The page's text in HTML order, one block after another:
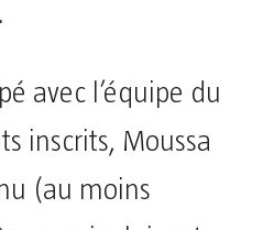
avec l’équipe du
inscrits, Moussa
(au moins